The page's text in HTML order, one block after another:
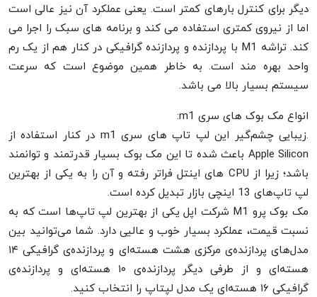
دیگر برای کنترل بارهای کمتر است. یعنی عملکرد آن نیز عالی است
اما از نیروی کمتری استفاده می کند و برنامه های سبک را اجرا می
کند. تراشه M1 با پردازنده و پردازنده گرافیکی در کنار هم از یک رم
واحد بهره مند است. به خاطر همین موضوع است که سرعت
سیستم بسیار بالا می باشد.
انواع مک بوک های سری m1:
.زیبایی چشم‌گیر این لپ تاپ های سری m1 در کنار استفاده از
Apple Silicon باعث شده تا این مک بوک بسیار قدرتمند و توانمند
باشد؛ زیرا از CPU های اینتل فراتر رفته و آن را به یکی از بهترین
لپ تاپ‌های 13 اینچی بازار تبدیل کرده است.
مک بوک پرو M1 شرکت اپل یکی از بهترین لپ تاپ‌ها است که به
نسبت قیمت، عملکرد بسیار خوب و عالیی دارد. شما می‌توانید بین
مدل‌های پردازنده‌ی مرکزی هشت هسته‌ای و پردازنده‌ی گرافیکی ۱۴
هسته‌ای و از طرفی دیگر پردازنده‌ی ۱۰ هسته‌ای و پردازنده‌ی
گرافیکی ۱۶ هسته‌ای یک مدل لپتاپ را انتخاب کنید.